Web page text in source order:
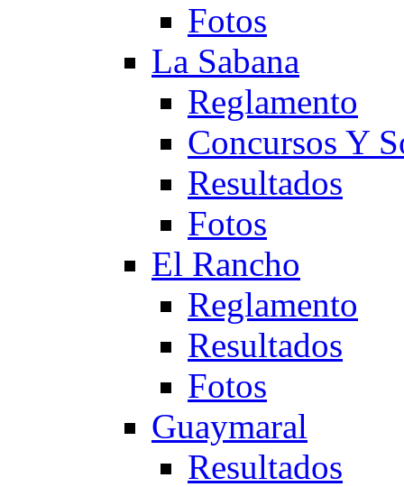
Fotos
La Sabana
Reglamento
Concursos Y
Resultados
Fotos
El Rancho
Reglamento
Resultados
Fotos
Guaymaral
Resultados